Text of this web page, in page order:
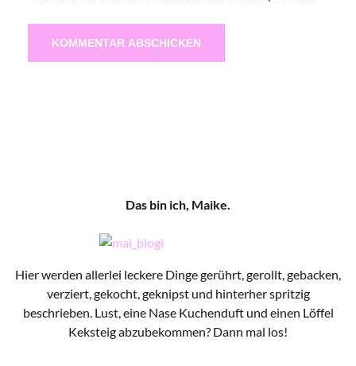
Das bin ich, Maike.
Hier werden allerlei leckere Dinge gerührt, gerollt, gebacken,
verziert, gekocht, geknipst und hinterher spritzig
beschrieben. Lust, eine Nase Kuchenduft und einen Löffel
Keksteig abzubekommen? Dann mal los!